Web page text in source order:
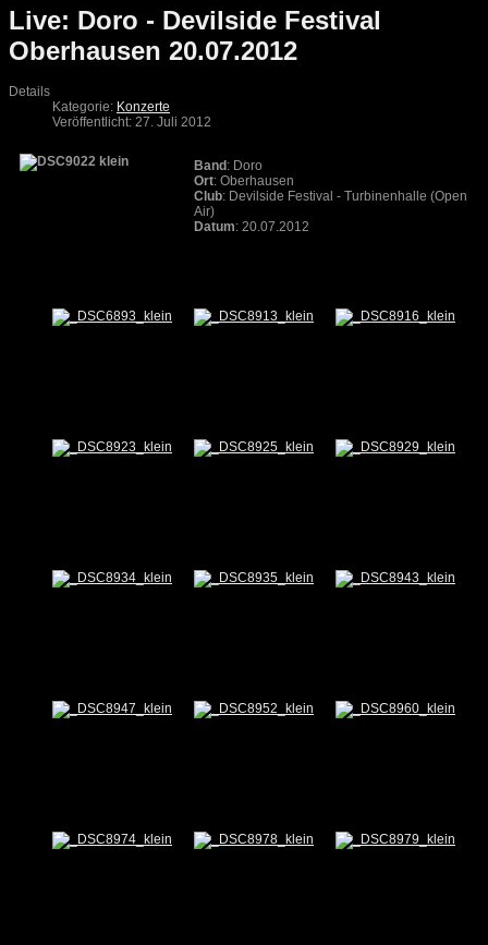
Live: Doro - Devilside Festival
Oberhausen 20.07.2012
Details
Kategorie: Konzerte
Veröffentlicht: 27. Juli 2012
Band : Doro
Ort: Oberhausen
Club: Devilside Festival - Turbinenhalle (Open
Air)
Datum: 20.07.2012